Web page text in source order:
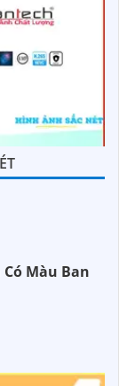
Màu Ban